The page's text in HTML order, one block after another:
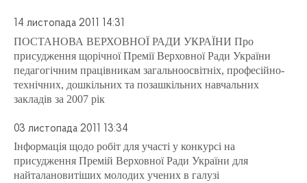
14 листопада 2011 14:31
ПОСТАНОВА ВЕРХОВНОЇ РАДИ УКРАЇНИ Про
присудження щорічної Премії Верховної Ради України
педагогічним працівникам загальноосвітніх, професійно-
технічних, дошкільних та позашкільних навчальних
закладів за 2007 рік
03 листопада 2011 13:34
Інформація щодо робіт для участі у конкурсі на
присудження Премій Верховної Ради України для
найталановитіших молодих учених в галузі